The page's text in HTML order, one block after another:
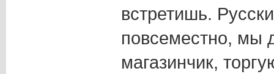
встретишь.
повсеместно, мы
магазинчик,